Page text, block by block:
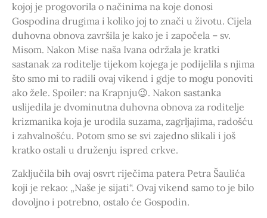
kojoj je progovorila o načinima na koje donosi
Gospodina drugima i koliko joj to znači u životu. Cijela
duhovna obnova završila je kako je i započela – sv.
Misom. Nakon Mise naša Ivana održala je kratki
sastanak za roditelje tijekom kojega je podijelila s njima
što smo mi to radili ovaj vikend i gdje to mogu ponoviti
ako žele. Spoiler: na Krapnju😉. Nakon sastanka
uslijedila je dvominutna duhovna obnova za roditelje
krizmanika koja je urodila suzama, zagrljajima, radošću
i zahvalnošću. Potom smo se svi zajedno slikali i još
kratko ostali u druženju ispred crkve.
Zaključila bih ovaj osvrt riječima patera Petra Šaulića
koji je rekao: „Naše je sijati“. Ovaj vikend samo to je bilo
dovoljno i potrebno, ostalo će Gospodin.